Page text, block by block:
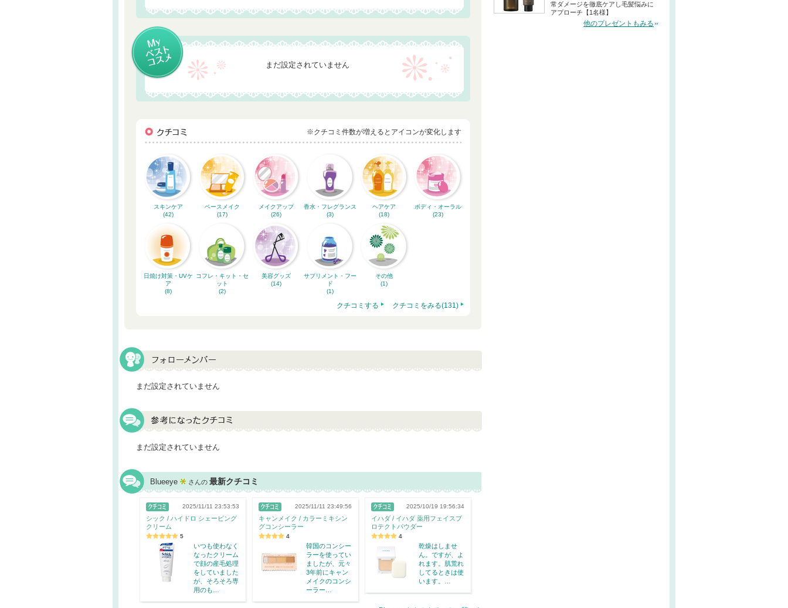
まだ設定されていません
※クチコミ件数が増えるとアイコンが変化します
スキンケア
(42)
ベースメイク
(17)
メイクアップ
(26)
香水・フレグランス
(3)
ヘアケア
(18)
ボディ・オーラル
(23)
日焼け対策・UVケ
ア
(8)
コフレ・キット・セ
ット
(2)
美容グッズ
(14)
サプリメント・フー
ド
(1)
その他
(1)
クチコミする クチコミをみる(131)
まだ設定されていません
まだ設定されていません
Blueeye さんの 最新クチコミ
2025/11/11 23:53:53
シック / ハイドロ シェービング
クリーム
5
いつも使わなく
なったクリーム
で顔の産毛処理
をしていました
が、そろそろ専
用のも…
2025/11/11 23:49:56
キャンメイク / カラーミキシン
グコンシーラー
4
韓国のコンシー
ラーを使ってい
ましたが、元々
3年前にキャン
メイクのコンシ
ーラー…
2025/10/19 19:56:34
イハダ / イハダ 薬用フェイスプ
ロテクトパウダー
4
乾燥はしませ
ん。ですが、よ
れます。肌荒れ
してるときは使
います。…
常ダメージを徹底ケアし毛髪悩みに
アプローチ【1名様】
他のプレゼントもみる